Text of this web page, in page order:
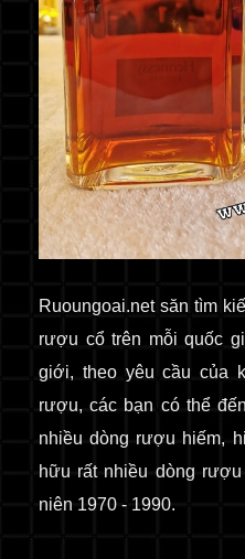
Ruoungoai.net săn tìm
rượu cổtrên mỗi quốc
giới, theo yêu cầu của
rượu, các bạn có thể
nhiều dòng rượu hiếm,
hữu rất nhiều dòng
niên 1970 - 1990.